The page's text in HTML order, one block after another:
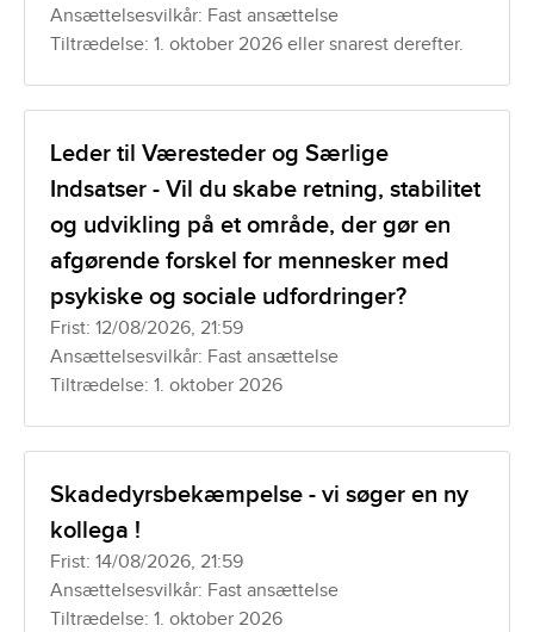
Ansættelsesvilkår: Fast ansættelse
Tiltrædelse: 1. oktober 2026 eller snarest derefter.
Leder til Væresteder og Særlige
Indsatser - Vil du skabe retning, stabilitet
og udvikling på et område, der gør en
afgørende forskel for mennesker med
psykiske og sociale udfordringer?
Frist: 12/08/2026, 21:59
Ansættelsesvilkår: Fast ansættelse
Tiltrædelse: 1. oktober 2026
Skadedyrsbekæmpelse - vi søger en ny
kollega !
Frist: 14/08/2026, 21:59
Ansættelsesvilkår: Fast ansættelse
Tiltrædelse: 1. oktober 2026